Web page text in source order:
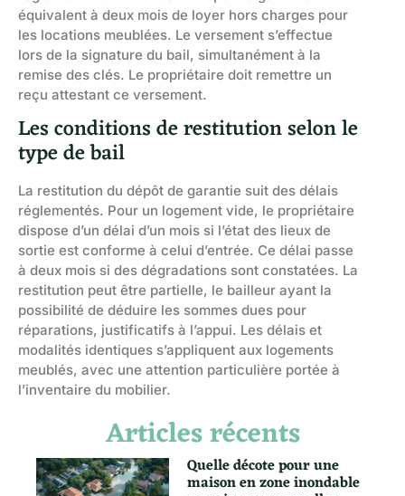
équivalent à deux mois de loyer hors charges pour
les locations meublées. Le versement s’effectue
lors de la signature du bail, simultanément à la
remise des clés. Le propriétaire doit remettre un
reçu attestant ce versement.
Les conditions de restitution selon le
type de bail
La restitution du dépôt de garantie suit des délais
réglementés. Pour un logement vide, le propriétaire
dispose d’un délai d’un mois si l’état des lieux de
sortie est conforme à celui d’entrée. Ce délai passe
à deux mois si des dégradations sont constatées. La
restitution peut être partielle, le bailleur ayant la
possibilité de déduire les sommes dues pour
réparations, justificatifs à l’appui. Les délais et
modalités identiques s’appliquent aux logements
meublés, avec une attention particulière portée à
l’inventaire du mobilier.
Articles récents
Quelle décote pour une
maison en zone inondable